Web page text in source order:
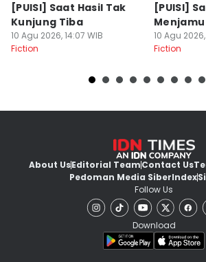
[PUISI] Saat Hasil Tak
Kunjung Tiba
10 Agu 2026, 14:07 WIB
Fiction
[PUISI]
10 Agu
Fiction
About UsEditorial TeamContact Us
Pedoman Media SiberIndex
Follow Us
Download